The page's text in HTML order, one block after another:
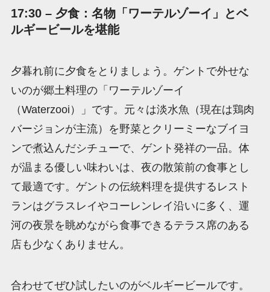
17:30 – 夕食：名物「ワーテルゾーイ」とベ
ルギービールを堪能
夕暮れ前に夕食をとりましょう。ゲントで外せな
いのが郷土料理の「ワーテルゾーイ
（Waterzooi）」です。元々は淡水魚（現在は鶏肉
バージョンが主流）を野菜とクリーミーなブイヨ
ンで煮込んだシチューで、ゲント発祥の一品。体
が温まる優しい味わいは、夜の散策前の食事とし
て最適です。ゲントの伝統料理を提供するレスト
ランはグラスレイやコーレンレイ沿いに多く、運
河の夜景を眺めながら食事できるテラス席のある
店も少なくありません。
合わせてぜひ試したいのがベルギービールです。